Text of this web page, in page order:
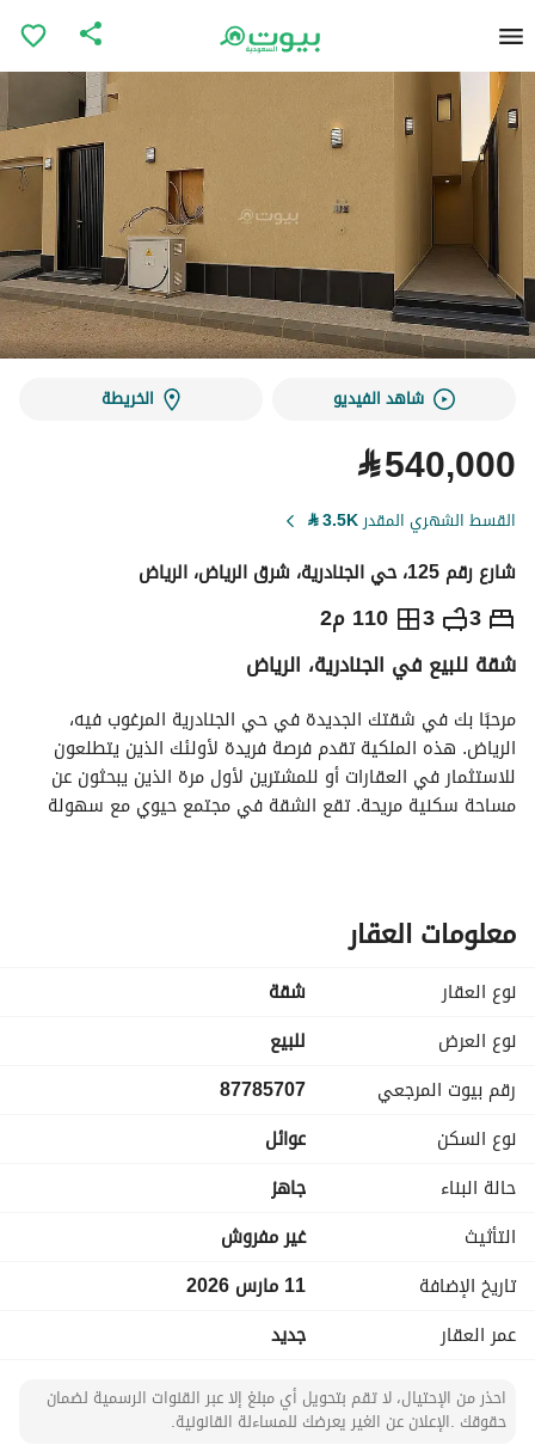
شاهد الفيديو الخريطة
⃁540,000
القسط الشهري المقدر3.5K
⃁
شارع رقم 125، حي الجنادرية، شرق الرياض، الرياض
3
3 110 م2 ⃁
540,000
التفاصيل معلومات ترخيص الإعلان
شقة للبيع في الجنادرية، الرياض
- تصميم مفتوح وواسع لترتيبات المعيشة المتنوعة
- مجهزة بالكامل بالبنية التحتية الحديثة بما في ذلك:
- الألياف الضوئية للإنترنت عالي السرعة
- إمدادات الكهرباء الموثوقة لضمان استمرارية الطاقة
- إمدادات المياه المتسقة لجميع الاحتياجات
- نظام صرف فعال لإدارة النفايات
- خطوط الهاتف الثابتة لضمان التواصل الموثوق
- نظام تصريف الفيضانات لمنع تراكم المياه وزيادة الأمان
ممتازة.
معلومات العقار
نوع العقار
شقة
نوع العرض
للبيع
رقم بيوت المرجعي
87785707
نوع السكن
عوائل
حالة البناء
جاهز
التأثيث
غير مفروش
تاريخ الإضافة
11 مارس 2026
عمر العقار
جديد
احذر من الإحتيال، لا تقم بتحويل أي مبلغ إلا عبر القنوات الرسمية لضمان
حقوقك .الإعلان عن الغير يعرضك للمساءلة القانونية.